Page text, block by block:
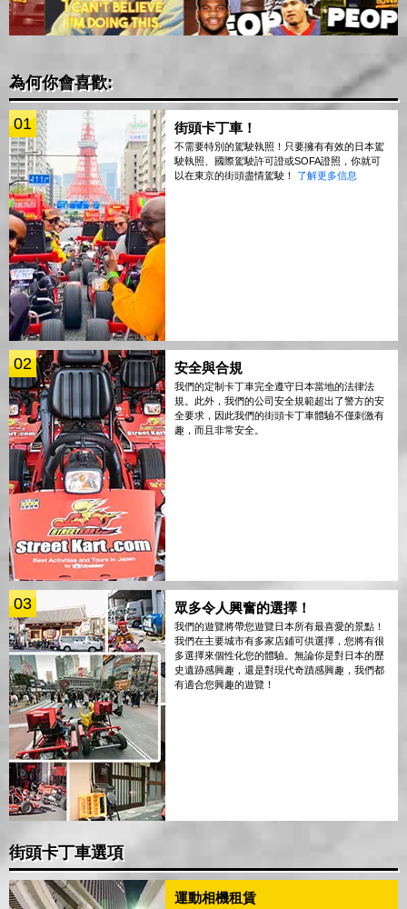
為何你會喜歡:
01 街頭卡丁車！
不需要特別的駕駛執照！只要擁有有效的日本駕
駛執照、國際駕駛許可證或SOFA證照，你就可
以在東京的街頭盡情駕駛！ 了解更多信息
02 安全與合規
我們的定制卡丁車完全遵守日本當地的法律法
規。此外，我們的公司安全規範超出了警方的安
全要求，因此我們的街頭卡丁車體驗不僅刺激有
趣，而且非常安全。
03 眾多令人興奮的選擇！
我們的遊覽將帶您遊覽日本所有最喜愛的景點！
我們在主要城市有多家店鋪可供選擇，您將有很
多選擇來個性化您的體驗。無論你是對日本的歷
史遺跡感興趣，還是對現代奇蹟感興趣，我們都
有適合您興趣的遊覽！
街頭卡丁車選項
運動相機租賃